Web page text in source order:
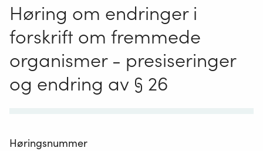
Høring om endringer i
forskrift om fremmede
organismer - presiseringer
og endring av § 26
Høringsnummer